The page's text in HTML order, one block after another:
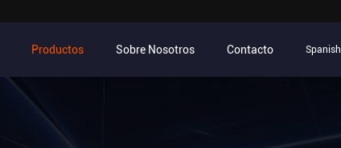
Productos Sobre Nosotros Contacto Spanish